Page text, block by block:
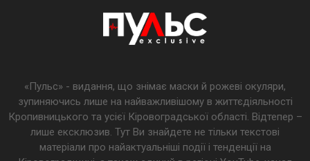
«Пульс» - видання, що знімає маски й рожеві окуляри,
зупиняючись лише на найважливішому в життєдіяльності
Кропивницького та усієї Кіровоградської області. Відтепер –
лише ексклюзив. Тут Ви знайдете не тільки текстові
матеріали про найактуальніші події і тенденції на